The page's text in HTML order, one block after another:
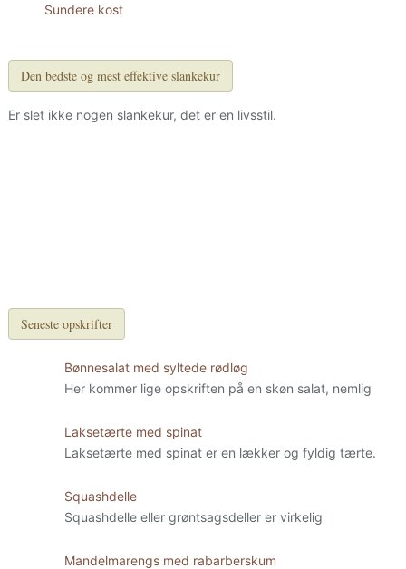
Sundere kost
Den bedste og mest effektive slankekur
Er slet ikke nogen slankekur, det er en livsstil.
Seneste opskrifter
Bønnesalat med syltede rødløg
Her kommer lige opskriften på en skøn salat, nemlig
Laksetærte med spinat
Laksetærte med spinat er en lækker og fyldig tærte.
Squashdelle
Squashdelle eller grøntsagsdeller er virkelig
Mandelmarengs med rabarberskum